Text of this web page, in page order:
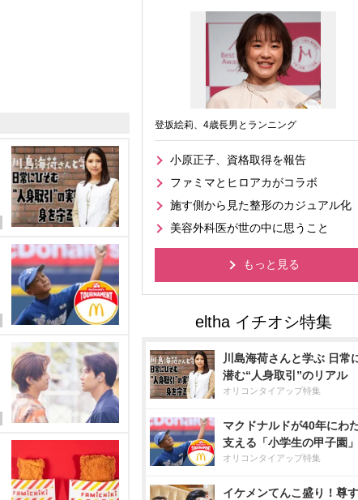
登坂絵莉、4歳長男とランニング
小原正子、資格取得を報告
ファミマとヒロアカがコラボ
施す側から見た整形のカジュアル化
美容外科医が世の中に思うこと
もっと見る
川島海荷さんと学ぶ 日常
潜む“人身取引”のリアル
オリコンタイアップ特集
マクドナルドが40年にわ
支える「小学生の甲子園」
オリコンタイアップ特集
イケメンてんこ盛り！尊